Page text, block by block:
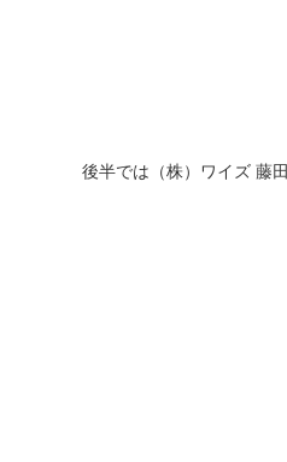
後半では（株）ワイズ 藤